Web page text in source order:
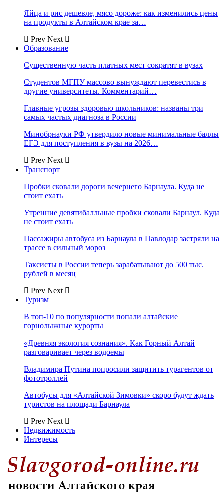
Яйца и рис дешевле, мясо дороже: как изменились цены
на продукты в Алтайском крае за…
Prev Next
Образование
Существенную часть платных мест сократят в вузах
Студентов МГПУ массово вынуждают перевестись в
другие университеты. Комментарий…
Главные угрозы здоровью школьников: названы три
самых частых диагноза в России
Минобрнауки РФ утвердило новые минимальные баллы
ЕГЭ для поступления в вузы на 2026…
Prev Next
Транспорт
Пробки сковали дороги вечернего Барнаула. Куда не
стоит ехать
Утренние девятибалльные пробки сковали Барнаул. Куда
не стоит ехать
Пассажиры автобуса из Барнаула в Павлодар застряли на
трассе в сильный мороз
Таксисты в России теперь зарабатывают до 500 тыс.
рублей в месяц
Prev Next
Туризм
В топ-10 по популярности попали алтайские
горнолыжные курорты
«Древняя экология сознания». Как Горный Алтай
разговаривает через водоемы
Владимира Путина попросили защитить турагентов от
фототроллей
Автобусы для «Алтайской Зимовки» скоро будут ждать
туристов на площади Барнаула
Prev Next
Недвижимость
Интересы